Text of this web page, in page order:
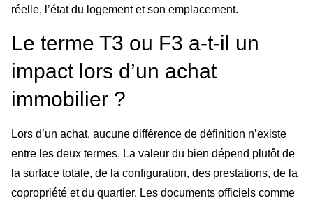
réelle, l’état du logement et son emplacement.
Le terme T3 ou F3 a-t-il un
impact lors d’un achat
immobilier ?
Lors d’un achat, aucune différence de définition n’existe
entre les deux termes. La valeur du bien dépend plutôt de
la surface totale, de la configuration, des prestations, de la
copropriété et du quartier. Les documents officiels comme